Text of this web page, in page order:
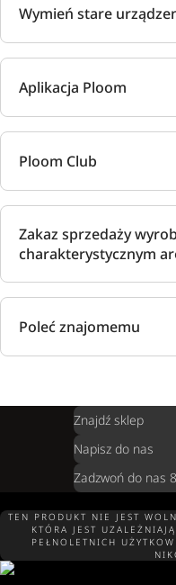
Wymień stare
Aplikacja Ploom
Ploom Club
Zakaz sprzedaży
charakterystycznym
Poleć znajomemu
Znajdź sklep
Napisz do nas
Zadzwoń do nas
TEN PRODUKT NIE JEST
KTÓRA JEST
PEŁNOLETNICH